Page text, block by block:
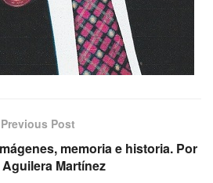
Previous Post
memoria e historia. Por
Martínez